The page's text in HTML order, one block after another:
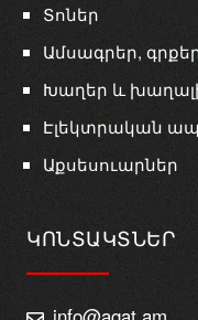
Տոներ
Ամսագրեր,
Խաղեր և
Էլեկտրական
Աքսեսուարներ
ԿՈՆՏԱԿՏՆԵՐ